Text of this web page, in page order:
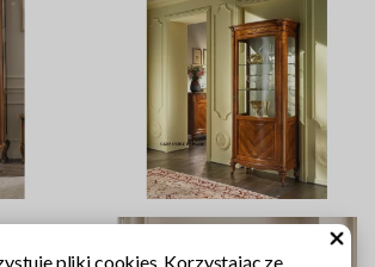
pliki cookies. Korzystając ze